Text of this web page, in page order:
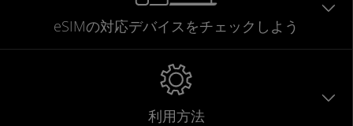
eSIMの対応デバイスをチェックしよう
利用方法